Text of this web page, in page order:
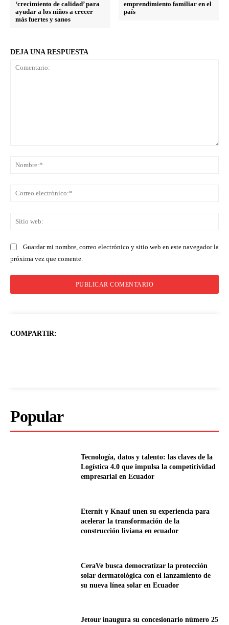
‘crecimiento de calidad’ para
ayudar a los niños a crecer
más fuertes y sanos
emprendimiento familiar en el
país
DEJA UNA RESPUESTA
Guardar mi nombre, correo electrónico y sitio web en este navegador la
próxima vez que comente.
COMPARTIR:
Popular
Tecnología, datos y talento: las claves de la
Logística 4.0 que impulsa la competitividad
empresarial en Ecuador
Eternit y Knauf unen su experiencia para
acelerar la transformación de la
construcción liviana en ecuador
CeraVe busca democratizar la protección
solar dermatológica con el lanzamiento de
su nueva línea solar en Ecuador
Jetour inaugura su concesionario número 25